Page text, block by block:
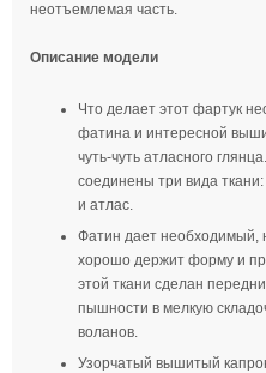
неотъемлемая часть.
Описание модели
Что делает этот фартук
фатина и интересной
чуть-чуть атласного
соединены три вида
и атлас.
Фатин дает необходимый,
хорошо держит форму и
этой ткани сделан
пышности в мелкую
воланов.
Узорчатый вышитый